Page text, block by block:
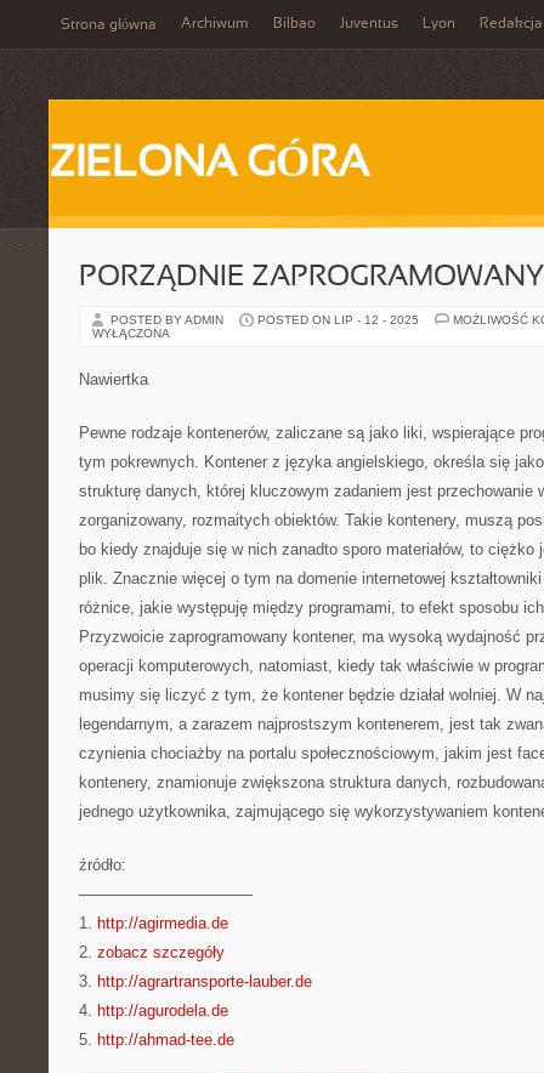
Strona główna Archiwum Bilbao Juventus Lyon Redakcja
ZIELONA GÓRA
PORZĄDNIE
POSTED BY ADMIN POSTED ON LIP - 12 - 2025
MOŻLIWOŚĆ
WYŁĄCZONA
Nawiertka
Pewne rodzaje kontenerów, zaliczane są jako liki, wspierające
tym pokrewnych. Kontener z języka angielskiego, określa się
strukturę danych, której kluczowym zadaniem jest przechowanie
zorganizowany, rozmaitych obiektów. Takie kontenery, muszą
bo kiedy znajduje się w nich zanadto sporo materiałów, to
plik. Znacznie więcej o tym na domenie internetowej
różnice, jakie występuję między programami, to efekt sposobu
Przyzwoicie zaprogramowany kontener, ma wysoką wydajność
operacji komputerowych, natomiast, kiedy tak właściwie w
musimy się liczyć z tym, że kontener będzie działał wolniej. W
legendarnym, a zarazem najprostszym kontenerem, jest tak
czynienia chociażby na portalu społecznościowym, jakim jest
kontenery, znamionuje zwiększona struktura danych,
jednego użytkownika, zajmującego się wykorzystywaniem
źródło:
———————————
1. http://agirmedia.de
2. zobacz szczegóły
3. http://agrartransporte-lauber.de
4. http://agurodela.de
5. http://ahmad-tee.de